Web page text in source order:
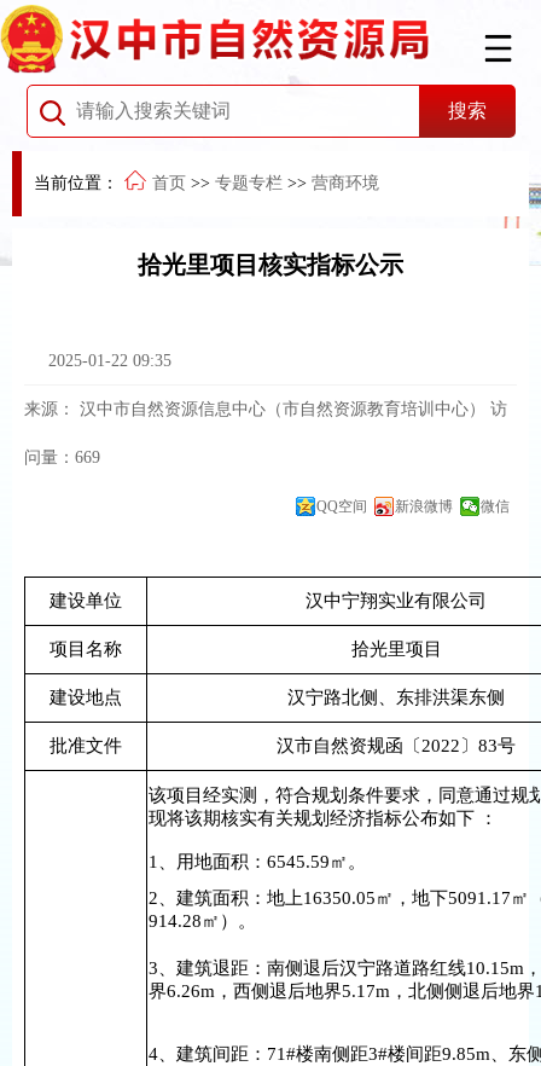
当前位置： 首页 >> 专题专栏 >> 营商环境
拾光里项目核实指标公示
2025-01-22 09:35
来源： 汉中市自然资源信息中心（市自然资源教育培训中心） 访
问量： 669
QQ空间 新浪微博 微信
建设单位 汉中宁翔实业有限公司
项目名称 拾光里项目
建设地点 汉宁路北侧、东排洪渠东侧
批准文件 汉市自然资规函〔2022〕83号
该项目经实测，符合规划条件要求，同意通过规
现将该期核实有关规划经济指标公布如下 ：
1、用地面积：6545.59㎡。
2、建筑面积：地上16350.05㎡，地下5091.17㎡
914.28㎡）。
3、建筑退距：南侧退后汉宁路道路红线10.15m
界6.26m，西侧退后地界5.17m，北侧侧退后地界
4、建筑间距：71#楼南侧距3#楼间距9.85m、东